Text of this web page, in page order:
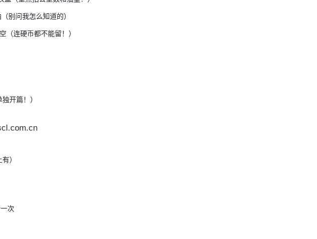
别问我怎么知道的）
（连硬币都不能留！）
开篇！）
）
次